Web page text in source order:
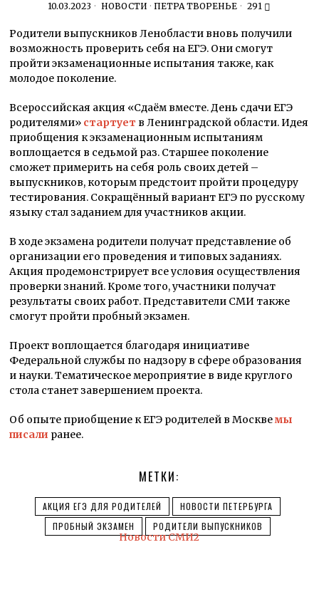
10.03.2023 НОВОСТИ · ПЕТРА ТВОРЕНЬЕ 291
Родители выпускников Ленобласти вновь получили
возможность проверить себя на ЕГЭ. Они смогут
пройти экзаменационные испытания также, как
молодое поколение.
Всероссийская акция «Сдаём вместе. День сдачи ЕГЭ
родителями» стартует в Ленинградской области. Идея
приобщения к экзаменационным испытаниям
воплощается в седьмой раз. Старшее поколение
сможет примерить на себя роль своих детей –
выпускников, которым предстоит пройти процедуру
тестирования. Сокращённый вариант ЕГЭ по русскому
языку стал заданием для участников акции.
В ходе экзамена родители получат представление об
организации его проведения и типовых заданиях.
Акция продемонстрирует все условия осуществления
проверки знаний. Кроме того, участники получат
результаты своих работ. Представители СМИ также
смогут пройти пробный экзамен.
Проект воплощается благодаря инициативе
Федеральной службы по надзору в сфере образования
и науки. Тематическое мероприятие в виде круглого
стола станет завершением проекта.
Об опыте приобщение к ЕГЭ родителей в Москвемы
писали ранее.
МЕТКИ:
АКЦИЯ ЕГЭ ДЛЯ РОДИТЕЛЕЙ
НОВОСТИ ПЕТЕРБУРГА
ПРОБНЫЙ ЭКЗАМЕН
РОДИТЕЛИ ВЫПУСКНИКОВ
Новости СМИ2